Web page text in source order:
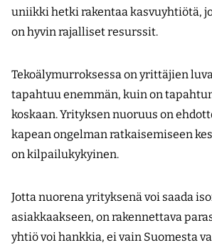
uniikki hetki rakentaa kasvu­yhtiötä,
on hyvin rajalliset resurssit.
Tekoälymurroksessa on yrittäjien
tapahtuu enemmän, kuin on
koskaan. Yrityksen nuoruus on
kapean ongelman ratkaisemiseen
on kilpailukykyinen.
Jotta nuorena yrityksenä voi saada
asiakkaakseen, on rakennettava
yhtiö voi hankkia, ei vain Suomesta